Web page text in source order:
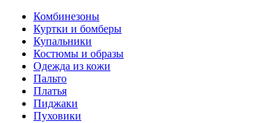
Комбинезоны
Куртки и бомберы
Купальники
Костюмы и образы
Одежда из кожи
Пальто
Платья
Пиджаки
Пуховики